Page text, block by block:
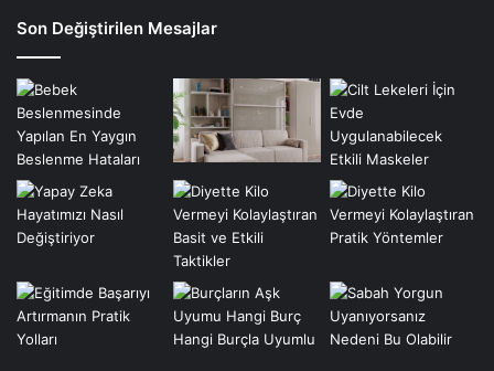
Son Değiştirilen Mesajlar